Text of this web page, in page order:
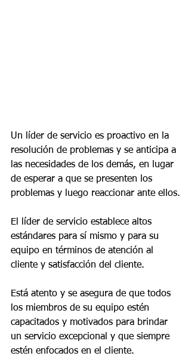
Un líder de servicio es proactivo en la
resolución de problemas y se anticipa a
las necesidades de los demás, en lugar
de esperar a que se presenten los
problemas y luego reaccionar ante ellos.
El líder de servicio establece altos
estándares para sí mismo y para su
equipo en términos de atención al
cliente y satisfacción del cliente.
Está atento y se asegura de que todos
los miembros de su equipo estén
capacitados y motivados para brindar
un servicio excepcional y que siempre
estén enfocados en el cliente.